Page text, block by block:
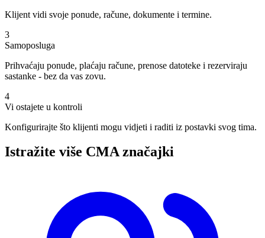
Klijent vidi svoje ponude, račune, dokumente i termine.
3
Samoposluga
Prihvaćaju ponude, plaćaju račune, prenose datoteke i rezerviraju
sastanke - bez da vas zovu.
4
Vi ostajete u kontroli
Konfigurirajte što klijenti mogu vidjeti i raditi iz postavki svog tima.
Istražite više CMA značajki